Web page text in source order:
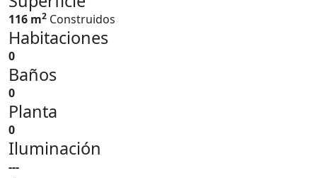
116 m2 Construidos
Habitaciones
0
Baños
0
Planta
0
Iluminación
---